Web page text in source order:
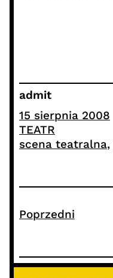
admit
15 sierpnia 2008
TEATR
scena teatralna,
Poprzedni